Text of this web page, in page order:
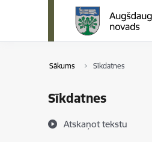
Pāriet uz lapas saturu
Sākums Sīkdatnes
Sīkdatnes
Atskaņot tekstu